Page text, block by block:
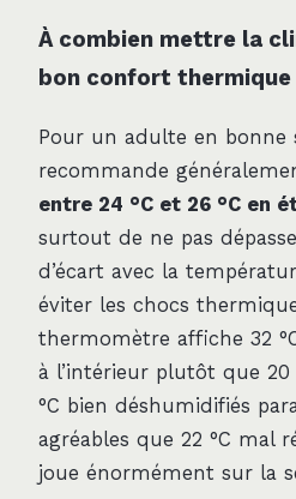
À combien mettre la
bon confort thermique
Pour un adulte en bonne
recommande
entre 24 °C et 26 °C en
surtout de ne pas
d’écart avec la
éviter les chocs
thermomètre affiche 32
à l’intérieur plutôt que 20
°C bien déshumidifiés
agréables que 22 °C mal
joue énormément sur la